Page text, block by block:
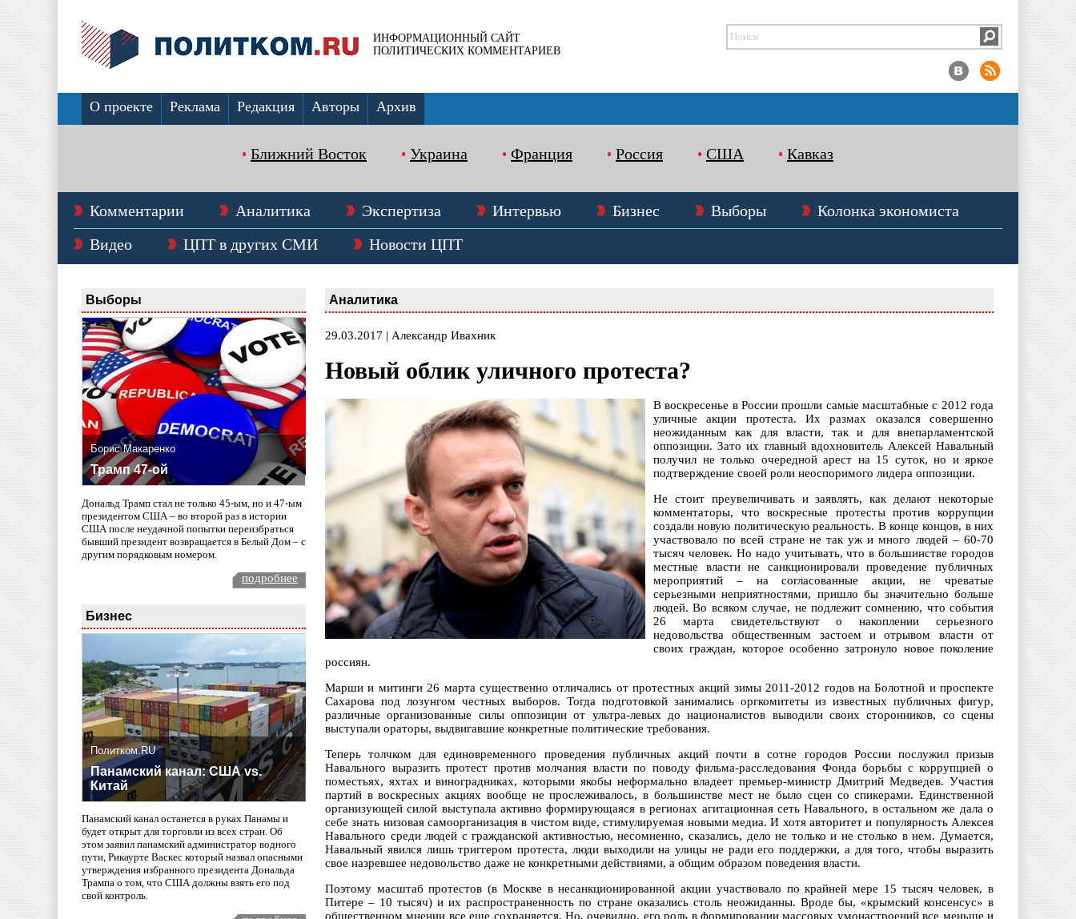
ИНФОРМАЦИОННЫЙ САЙТ
ПОЛИТИЧЕСКИХ КОММЕНТАРИЕВ
О проекте Реклама Редакция Авторы Архив
Ближний Восток Украина Франция Россия США Кавказ
Комментарии Аналитика Экспертиза Интервью Бизнес Выборы
Колонка экономиста
Видео
ЦПТ в других СМИ Новости ЦПТ
Выборы
Борис Макаренко
Трамп 47-ой
Дональд Трамп стал не только 45-ым, но и 47-ым
президентом США – во второй раз в истории
США после неудачной попытки переизбраться
бывший президент возвращается в Белый Дом – с
другим порядковым номером.
подробнее
Бизнес
Политком.RU
Панамский канал: США vs.
Китай
Панамский канал останется в руках Панамы и
будет открыт для торговли из всех стран. Об
этом заявил панамский администратор водного
пути, Рикаурте Васкес который назвал опасными
утверждения избранного президента Дональда
Трампа о том, что США должны взять его под
свой контроль.
Аналитика
29.03.2017 | Александр Ивахник
Новый облик уличного протеста?
В воскресенье в России прошли самые масштабные с 2012 года
уличные акции протеста. Их размах оказался совершенно
неожиданным как для власти, так и для внепарламентской
оппозиции. Зато их главный вдохновитель Алексей Навальный
получил не только очередной арест на 15 суток, но и яркое
подтверждение своей роли неоспоримого лидера оппозиции.
Не стоит преувеличивать и заявлять, как делают некоторые
комментаторы, что воскресные протесты против коррупции
создали новую политическую реальность. В конце концов, в них
участвовало по всей стране не так уж и много людей – 60-70
тысяч человек. Но надо учитывать, что в большинстве городов
местные власти не санкционировали проведение публичных
мероприятий – на согласованные акции, не чреватые
серьезными неприятностями, пришло бы значительно больше
людей. Во всяком случае, не подлежит сомнению, что события
26 марта свидетельствуют о накоплении серьезного
недовольства общественным застоем и отрывом власти от
своих граждан, которое особенно затронуло новое поколение
россиян.
Марши и митинги 26 марта существенно отличались от протестных акций зимы 2011-2012 годов на Болотной и проспекте
Сахарова под лозунгом честных выборов. Тогда подготовкой занимались оргкомитеты из известных публичных фигур,
различные организованные силы оппозиции от ультра-левых до националистов выводили своих сторонников, со сцены
выступали ораторы, выдвигавшие конкретные политические требования.
Теперь толчком для единовременного проведения публичных акций почти в сотне городов России послужил призыв
Навального выразить протест против молчания власти по поводу фильма-расследования Фонда борьбы с коррупцией о
поместьях, яхтах и виноградниках, которыми якобы неформально владеет премьер-министр Дмитрий Медведев. Участия
партий в воскресных акциях вообще не прослеживалось, в большинстве мест не было сцен со спикерами. Единственной
организующей силой выступала активно формирующаяся в регионах агитационная сеть Навального, в остальном же дала о
себе знать низовая самоорганизация в чистом виде, стимулируемая новыми медиа. И хотя авторитет и популярность Алексея
Навального среди людей с гражданской активностью, несомненно, сказались, дело не только и не столько в нем. Думается,
Навальный явился лишь триггером протеста, люди выходили на улицы не ради его поддержки, а для того, чтобы выразить
свое назревшее недовольство даже не конкретными действиями, а общим образом поведения власти.
Поэтому масштаб протестов (в Москве в несанкционированной акции участвовало по крайней мере 15 тысяч человек, в
Питере – 10 тысяч) и их распространенность по стране оказались столь неожиданны. Вроде бы, «крымский консенсус» в
общественном мнении все еще сохраняется. Но, очевидно, его роль в формировании массовых умонастроений все меньше и